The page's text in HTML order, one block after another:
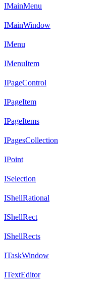
IMainMenu
IMainWindow
IMenu
IMenuItem
IPageControl
IPageItem
IPageItems
IPagesCollection
IPoint
ISelection
IShellRational
IShellRect
IShellRects
ITaskWindow
ITextEditor